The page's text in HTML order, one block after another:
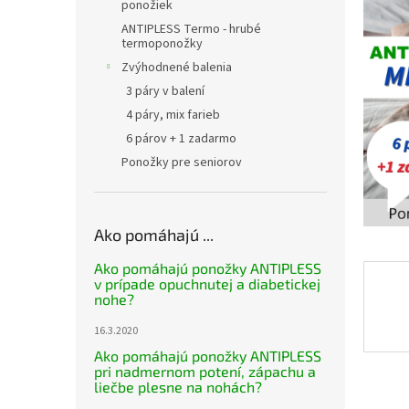
ponožiek
ANTIPLESS Termo - hrubé
termoponožky
Zvýhodnené balenia
3 páry v balení
4 páry, mix farieb
6 párov + 1 zadarmo
Ponožky pre seniorov
Ako pomáhajú ...
Ako pomáhajú ponožky ANTIPLESS
v prípade opuchnutej a diabetickej
nohe?
16.3.2020
Ako pomáhajú ponožky ANTIPLESS
pri nadmernom potení, zápachu a
liečbe plesne na nohách?